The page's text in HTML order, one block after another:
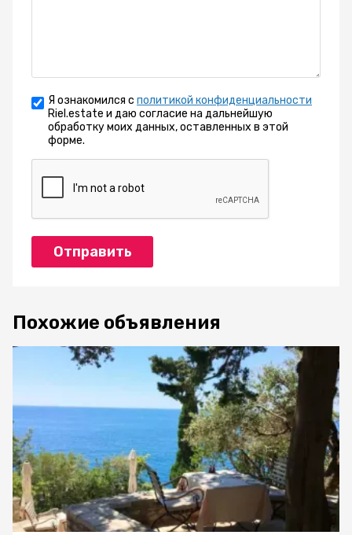
Я ознакомился с политикой конфиденциальности
Riel.estate и даю согласие на дальнейшую
обработку моих данных, оставленных в этой
форме.
Отправить
Похожие объявления